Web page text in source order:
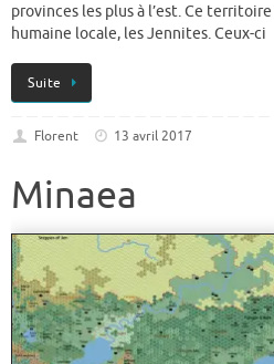
provinces les plus à l’est. Ce
humaine locale, les Jennites. Ceux-ci
Suite
Florent 13 avril 2017
Minaea